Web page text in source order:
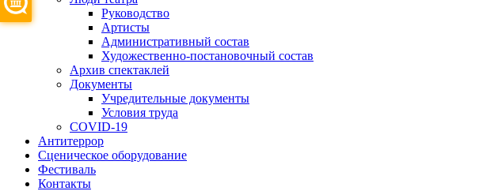
Руководство
Артисты
Административный состав
Художественно-постановочный состав
Архив спектаклей
Документы
Учредительные документы
Условия труда
COVID-19
Антитеррор
Сценическое оборудование
Фестиваль
Контакты